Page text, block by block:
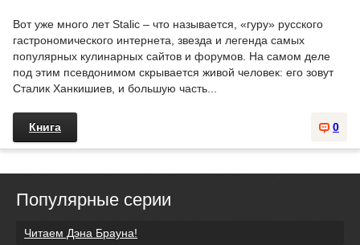
Вот уже много лет Stalic – что называется, «гуру» русского
гастрономического интернета, звезда и легенда самых
популярных кулинарных сайтов и форумов. На самом деле
под этим псевдонимом скрывается живой человек: его зовут
Сталик Ханкишиев, и большую часть...
0
Книга
Популярные серии
Читаем Дэна Брауна!